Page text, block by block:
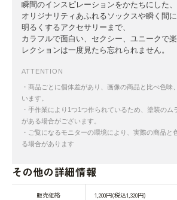
瞬間のインスピレーションをかたちにした、
オリジナリティあふれるソックスや瞬く間
明るくするアクセサリーまで、
カラフルで面白い、セクシー、ユニークで
レクションは一度見たら忘れられません。
ATTENTION
・商品ごとに個体差があり、画像の商品と比べ色味
います。
・手作業により1つ1つ作られているため、塗装のム
がある場合がございます。
・ご覧になるモニターの環境により、実際の商品と
る場合があります
その他の詳細情報
販売価格 1,200円(税込1,320円)